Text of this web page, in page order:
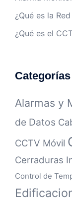
¿Qué es la
¿Qué es el
Categorías
Alarmas y
de Datos
CCTV Móvil
Cerraduras
Control de